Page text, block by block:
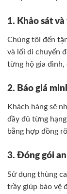
1. Khảo sát
Chúng tôi đến
và lối di chuyển
từng hộ gia đình,
2. Báo giá
Khách hàng sẽ
đầy đủ từng
bằng hợp đồng
3. Đóng gói
Sử dụng thùng
trầy giúp bảo vệ